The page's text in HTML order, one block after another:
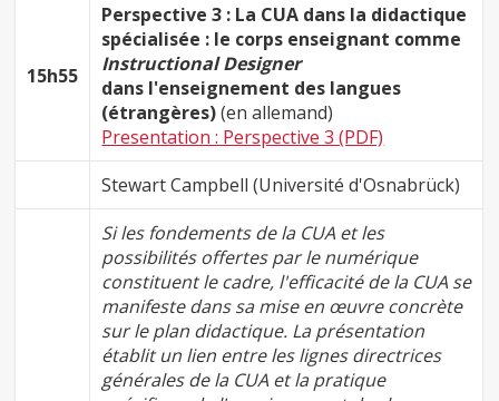
15h55
Perspective 3 : La CUA dans la didactique
spécialisée : le corps enseignant comme
Instructional Designer
dans l'enseignement des langues
(étrangères)(en allemand)
Presentation : Perspective 3 (PDF)
Stewart Campbell (Université d'Osnabrück)
Si les fondements de la CUA et les
possibilités offertes par le numérique
constituent le cadre, l'efficacité de la CUA se
manifeste dans sa mise en œuvre concrète
sur le plan didactique. La présentation
établit un lien entre les lignes directrices
générales de la CUA et la pratique